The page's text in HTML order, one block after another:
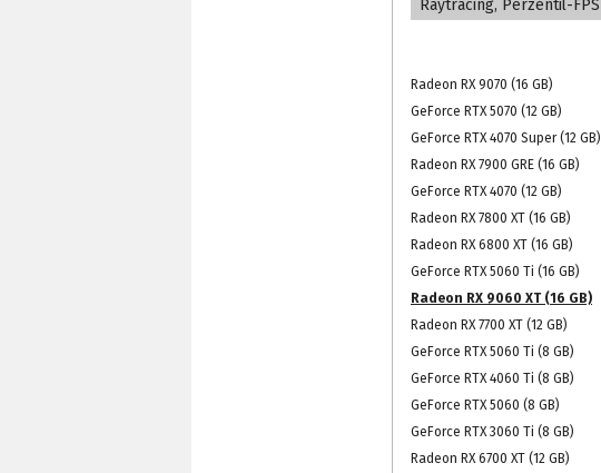
Raytracing, Perzentil-FPS
Radeon RX 9070 (16 GB)
GeForce RTX 5070 (12 GB)
GeForce RTX 4070 Super (12 GB)
Radeon RX 7900 GRE (16 GB)
GeForce RTX 4070 (12 GB)
Radeon RX 7800 XT (16 GB)
Radeon RX 6800 XT (16 GB)
GeForce RTX 5060 Ti (16 GB)
Radeon RX 9060 XT (16 GB)
Radeon RX 7700 XT (12 GB)
GeForce RTX 5060 Ti (8 GB)
GeForce RTX 4060 Ti (8 GB)
GeForce RTX 5060 (8 GB)
GeForce RTX 3060 Ti (8 GB)
Radeon RX 6700 XT (12 GB)